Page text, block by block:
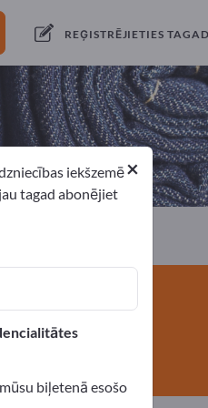
REĢISTRĒJIETIES TAGAD
×
iekšzemē
tagad abonējiet
biļetenā esošo